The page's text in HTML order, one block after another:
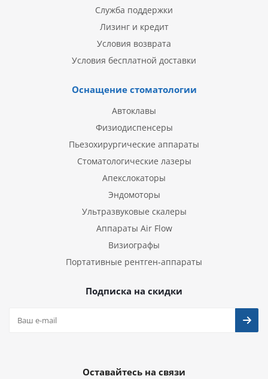
Служба поддержки
Лизинг и кредит
Условия возврата
Условия бесплатной доставки
Оснащение стоматологии
Автоклавы
Физиодиспенсеры
Пьезохирургические аппараты
Стоматологические лазеры
Апекслокаторы
Эндомоторы
Ультразвуковые скалеры
Аппараты Air Flow
Визиографы
Портативные рентген-аппараты
Подписка на скидки
Оставайтесь на связи